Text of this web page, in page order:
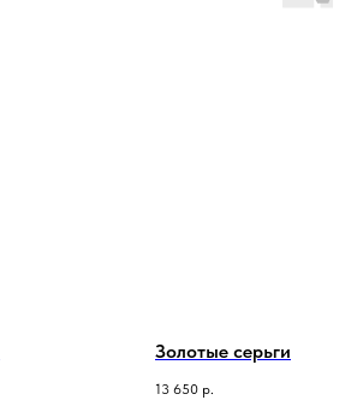
Золотые серьги
13 650 р.